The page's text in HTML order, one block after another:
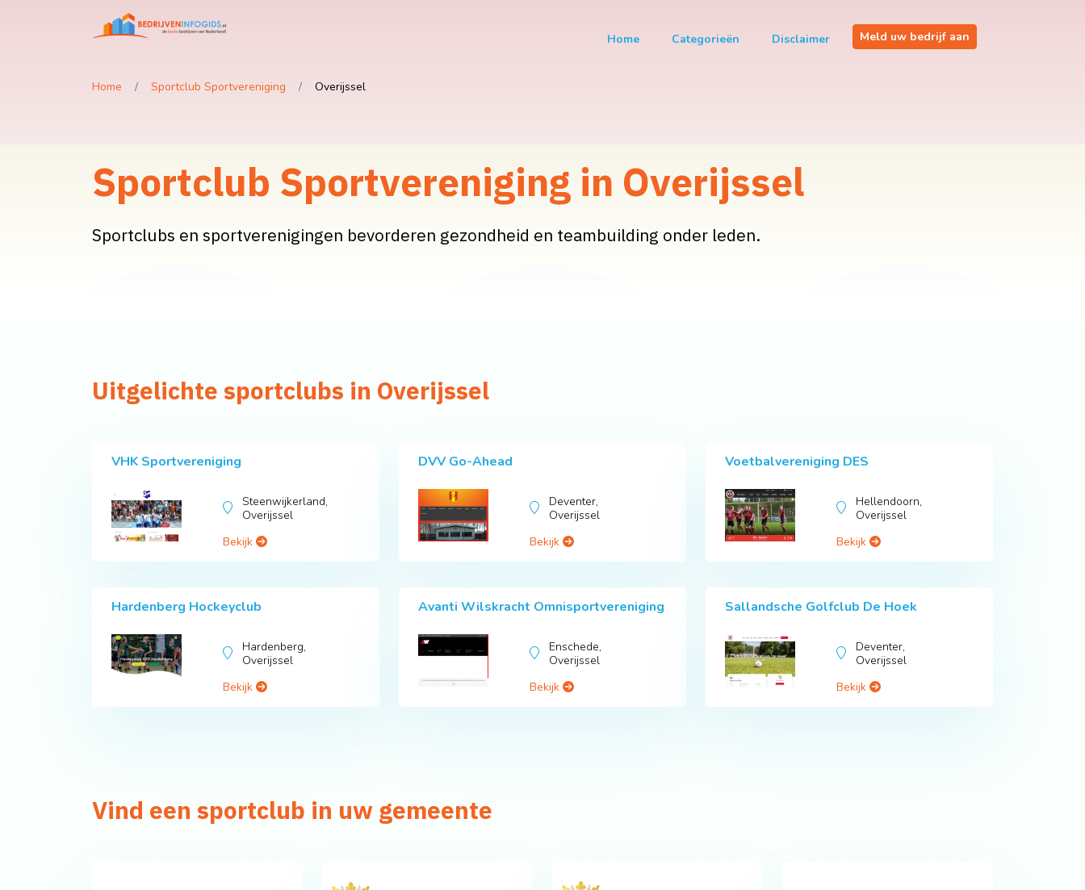
Home Categorieën Disclaimer Meld uw bedrijf aan
Home Sportclub Sportvereniging Overijssel
Sportclub Sportvereniging in Overijssel
Sportclubs en sportverenigingen bevorderen gezondheid en teambuilding onder leden.
Uitgelichte sportclubs in Overijssel
VHK Sportvereniging
Steenwijkerland,
Overijssel
Bekijk
DVV Go-Ahead
Deventer,
Overijssel
Bekijk
Voetbalvereniging DES
Hellendoorn,
Overijssel
Bekijk
Hardenberg Hockeyclub
Hardenberg,
Overijssel
Bekijk
Avanti Wilskracht Omnisportvereniging
Enschede,
Overijssel
Bekijk
Sallandsche Golfclub De Hoek
Deventer,
Overijssel
Bekijk
Vind een sportclub in uw gemeente